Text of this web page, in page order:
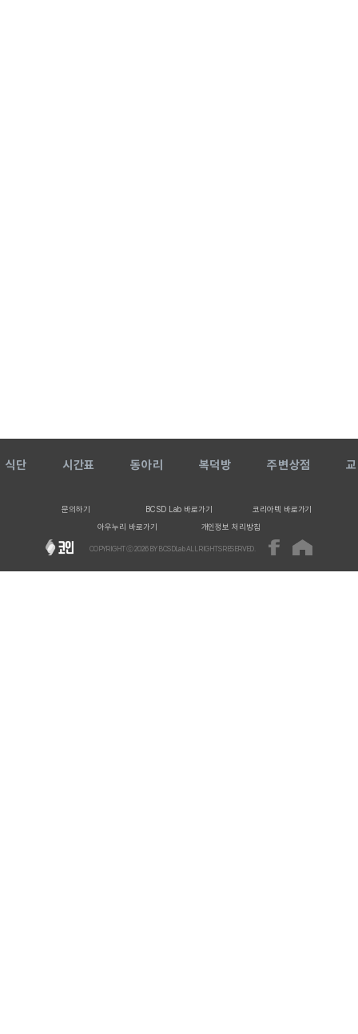
식단 시간표 동아리 복덕방 주변상점
문의하기 BCSD Lab 바로가기
코리아텍 바로가기
아우누리 바로가기
개인정보 처리방침
COPYRIGHT ⓒ2026BY BCSDLab ALL RIGHTS RESERVED.